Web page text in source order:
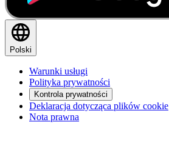
Polski
Warunki usługi
Polityka prywatności
Kontrola prywatności
Deklaracja dotycząca plików cookie
Nota prawna